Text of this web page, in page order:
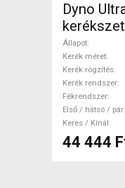
Dyno
Mountain
MTB
belsős
Állapot
Kerék méret
Kerék rögzítés
Kerék rendszer
Fékrendszer
Első / hátsó / pár
Keres / Kínál
44 444